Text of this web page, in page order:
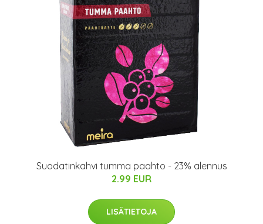
Suodatinkahvi tumma paahto - 23% alennus
2.99 EUR
LISÄTIETOJA